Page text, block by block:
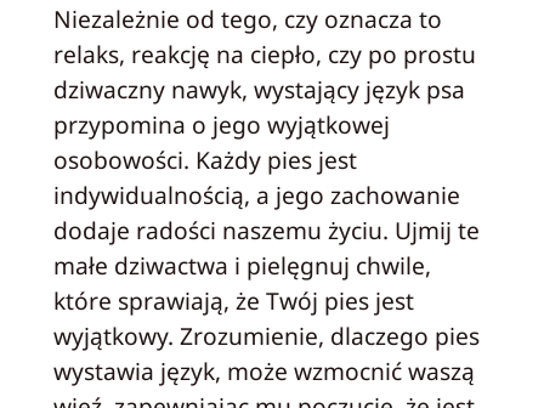
Niezależnie od tego, czy oznacza to
relaks, reakcję na ciepło, czy po prostu
dziwaczny nawyk, wystający język psa
przypomina o jego wyjątkowej
osobowości. Każdy pies jest
indywidualnością, a jego zachowanie
dodaje radości naszemu życiu. Ujmij te
małe dziwactwa i pielęgnuj chwile,
które sprawiają, że Twój pies jest
wyjątkowy. Zrozumienie, dlaczego pies
wystawia język, może wzmocnić waszą